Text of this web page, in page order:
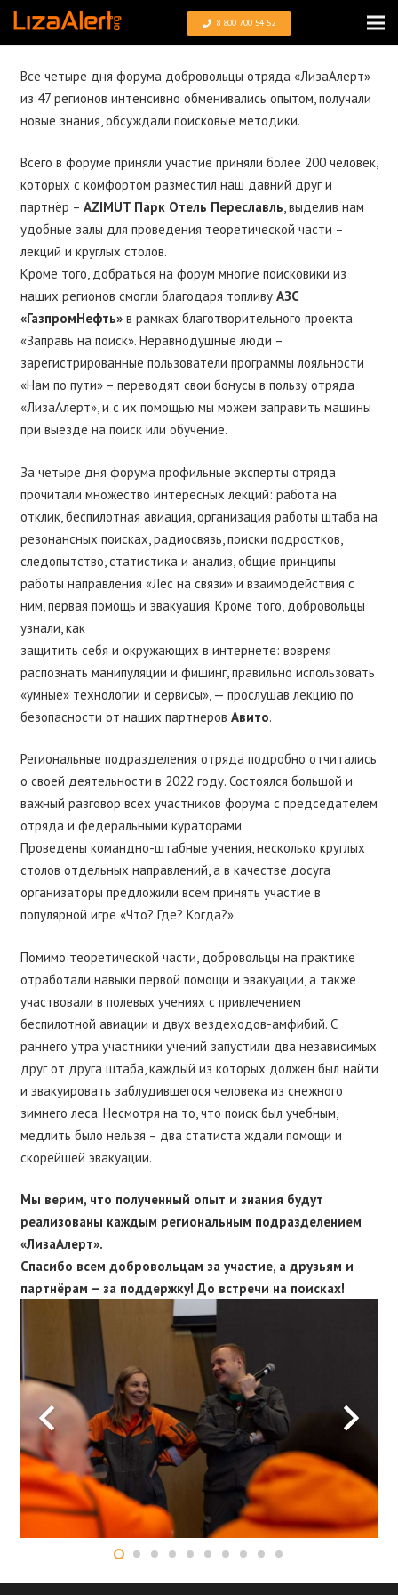
8 800 700 54 52
Все четыре дня форума добровольцы отряда «ЛизаАлерт»
из 47 регионов интенсивно обменивались опытом, получали
новые знания, обсуждали поисковые методики.
Всего в форуме приняли участие приняли более 200 человек,
которых с комфортом разместил наш давний друг и
партнёр – АZIMUT Парк Отель Переславль, выделив нам
удобные залы для проведения теоретической части –
лекций и круглых столов.
Кроме того, добраться на форум многие поисковики из
наших регионов смогли благодаря топливуАЗС
«ГазпромНефть»в рамках благотворительного проекта
«Заправь на поиск». Неравнодушные люди –
зарегистрированные пользователи программы лояльности
«Нам по пути» – переводят свои бонусы в пользу отряда
«ЛизаАлерт», и с их помощью мы можем заправить машины
при выезде на поиск или обучение.
За четыре дня форума профильные эксперты отряда
прочитали множество интересных лекций: работа на
отклик, беспилотная авиация, организация работы штаба на
резонансных поисках, радиосвязь, поиски подростков,
следопытство, статистика и анализ, общие принципы
работы направления «Лес на связи» и взаимодействия с
ним, первая помощь и эвакуация. Кроме того, добровольцы
узнали, как
защитить себя и окружающих в интернете: вовремя
распознать манипуляции и фишинг, правильно использовать
«умные» технологии и сервисы», — прослушав лекцию по
безопасности от наших партнеров Авито.
Региональные подразделения отряда подробно отчитались
о своей деятельности в 2022 году. Состоялся большой и
важный разговор всех участников форума с председателем
отряда и федеральными кураторами
Проведены командно-штабные учения, несколько круглых
столов отдельных направлений, а в качестве досуга
организаторы предложили всем принять участие в
популярной игре «Что? Где? Когда?».
Помимо теоретической части, добровольцы на практике
отработали навыки первой помощи и эвакуации, а также
участвовали в полевых учениях с привлечением
беспилотной авиации и двух вездеходов-амфибий. С
раннего утра участники учений запустили два независимых
друг от друга штаба, каждый из которых должен был найти
и эвакуировать заблудившегося человека из снежного
зимнего леса. Несмотря на то, что поиск был учебным,
медлить было нельзя – два статиста ждали помощи и
скорейшей эвакуации.
Мы верим, что полученный опыт и знания будут
реализованы каждым региональным подразделением
«ЛизаАлерт».
Спасибо всем добровольцам за участие, а друзьям и
партнёрам – за поддержку! До встречи на поисках!